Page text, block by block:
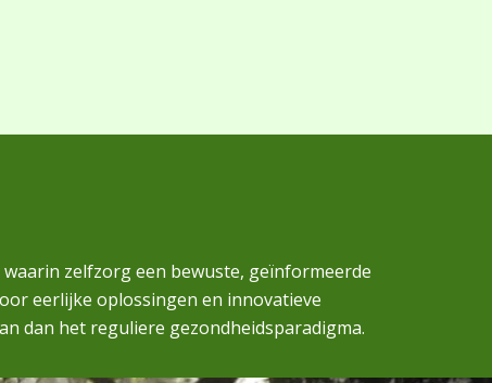
zelfzorg een bewuste, geïnformeerde
eerlijke oplossingen en innovatieve
dan het reguliere gezondheidsparadigma.